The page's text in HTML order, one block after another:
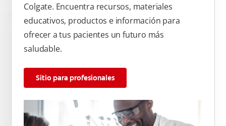
Colgate. Encuentra recursos, materiales
educativos, productos e información para
ofrecer a tus pacientes un futuro más
saludable.
Sitio para profesionales